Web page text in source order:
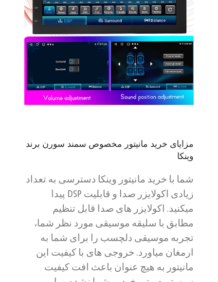
مزایای خرید مانیتور مخصوص سمند سورن برند
وینکا
شما با خرید مانیتور وینکا دسترسی به تعداد
زیادی اکولایزر صدا و قابلیت DSP پیدا
میکنید. اکولایزر های صدا قابل تنظیم
مطابق با سلیقه موسیقی مورد نظر شما،
تجربه موسیقی دلچسب را برای شما به
ارمغان میاورد. خروجی های با کیفیت این
مانیتور به هیچ عنوان باعث افت کیفیت